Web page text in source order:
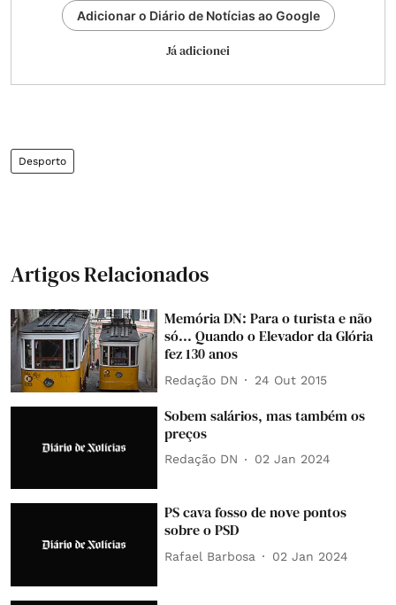
Adicionar o Diário de Notícias ao Google
Já adicionei
Desporto
Artigos Relacionados
Memória DN: Para o turista e não
só... Quando o Elevador da Glória
fez 130 anos
Redação DN 24 Out 2015
Sobem salários, mas também os
preços
Redação DN 02 Jan 2024
PS cava fosso de nove pontos
sobre o PSD
Rafael Barbosa 02 Jan 2024